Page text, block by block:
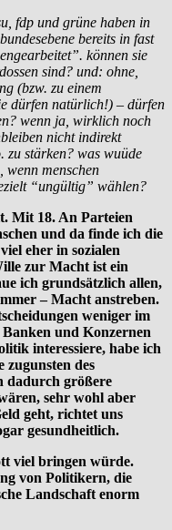
fdp und grüne haben in
bereits in fast
können sie
sind? und: ohne,
(bzw. zu einem
dürfen natürlich!) – dürfen
wenn ja, wirklich noch
nicht indirekt
zu stärken? was wuüde
wenn menschen
“ungültig” wählen?
Mit 18. An Parteien
und da finde ich die
eher in sozialen
zur Macht ist ein
ich grundsätzlich allen,
– Macht anstreben.
weniger im
und Konzernen
interessiere, habe ich
zugunsten des
dadurch größere
sehr wohl aber
geht, richtet uns
gesundheitlich.
viel bringen würde.
von Politikern, die
Landschaft enorm